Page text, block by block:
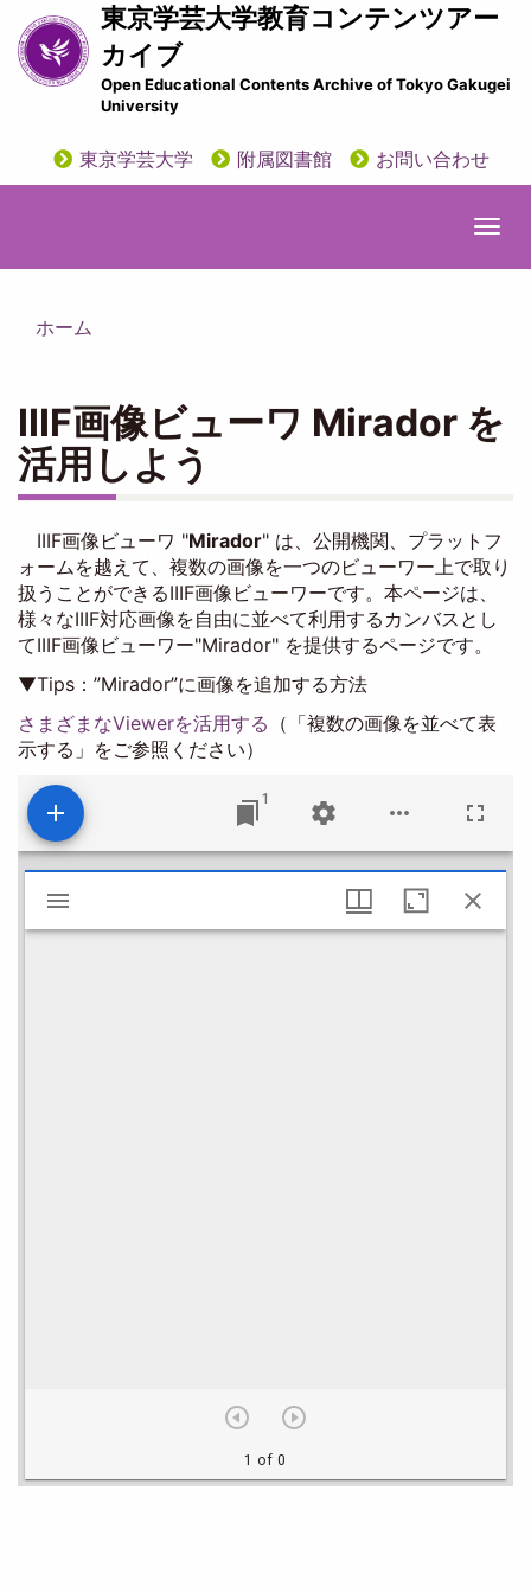
イ
ン
動
東京学芸大学教育コンテンツアー
カイブ
Open Educational Contents Archive of Tokyo Gakugei
University
utility
東京学芸大学 附属図書館 お問い合わせ
ホーム
IIIF画像ビューワ Mirador を
活用しよう
IIIF画像ビューワ "Mirador" は、公開機関、プラットフ
ォームを越えて、複数の画像を一つのビューワー上で取り
扱うことができるIIIF画像ビューワーです。本ページは、
様々なIIIF対応画像を自由に並べて利用するカンバスとし
てIIIF画像ビューワー"Mirador" を提供するページです。
▼Tips：”Mirador”に画像を追加する方法
さまざまなViewerを活用する （「複数の画像を並べて表
示する」をご参照ください）